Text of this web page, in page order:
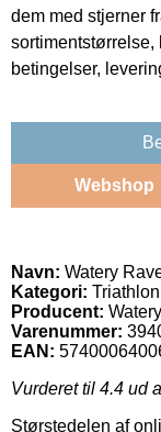
dem med stjerner
sortimentstørrelse,
betingelser,
Webshop
Navn: Watery
Kategori:
Producent: Watery
Varenummer:
EAN:
Vurderet til 4.4 ud
Størstedelen af